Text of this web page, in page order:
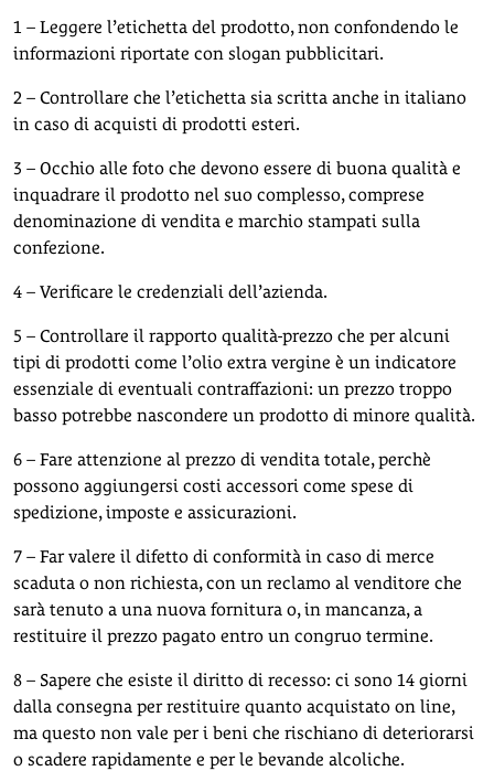
1 – Leggere l’etichetta del prodotto, non confondendo le
informazioni riportate con slogan pubblicitari.
2 – Controllare che l’etichetta sia scritta anche in italiano
in caso di acquisti di prodotti esteri.
3 – Occhio alle foto che devono essere di buona qualità e
inquadrare il prodotto nel suo complesso, comprese
denominazione di vendita e marchio stampati sulla
confezione.
4 – Verificare le credenziali dell’azienda.
5 – Controllare il rapporto qualità-prezzo che per alcuni
tipi di prodotti come l’olio extra vergine è un indicatore
essenziale di eventuali contraffazioni: un prezzo troppo
basso potrebbe nascondere un prodotto di minore qualità.
6 – Fare attenzione al prezzo di vendita totale, perchè
possono aggiungersi costi accessori come spese di
spedizione, imposte e assicurazioni.
7 – Far valere il difetto di conformità in caso di merce
scaduta o non richiesta, con un reclamo al venditore che
sarà tenuto a una nuova fornitura o, in mancanza, a
restituire il prezzo pagato entro un congruo termine.
8 – Sapere che esiste il diritto di recesso: ci sono 14 giorni
dalla consegna per restituire quanto acquistato on line,
ma questo non vale per i beni che rischiano di deteriorarsi
o scadere rapidamente e per le bevande alcoliche.